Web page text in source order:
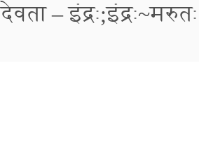
देवता – इंद्रः;इंद्रः~मरुतः